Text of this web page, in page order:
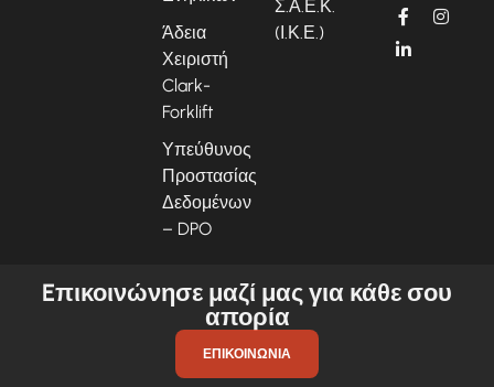
Άδεια
Χειριστή
Clark-
Forklift
Υπεύθυνος
Προστασίας
Δεδομένων
– DPO
Σ.Α.Ε.Κ.
(Ι.Κ.Ε.)
Eπικοινώνησε μαζί μας για κάθε σου
απορία
ΕΠΙΚΟΙΝΩΝΊΑ